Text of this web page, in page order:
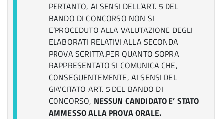
PERTANTO, AI SENSI DELL’ART. 5 DEL
BANDO DI CONCORSO NON SI
E’PROCEDUTO ALLA VALUTAZIONE DEGLI
ELABORATI RELATIVI ALLA SECONDA
PROVA SCRITTA.PER QUANTO SOPRA
RAPPRESENTATO SI COMUNICA CHE,
CONSEGUENTEMENTE, AI SENSI DEL
GIA’CITATO ART. 5 DEL BANDO DI
CONCORSO, NESSUN CANDIDATO E’ STATO
AMMESSO ALLA PROVA ORALE.